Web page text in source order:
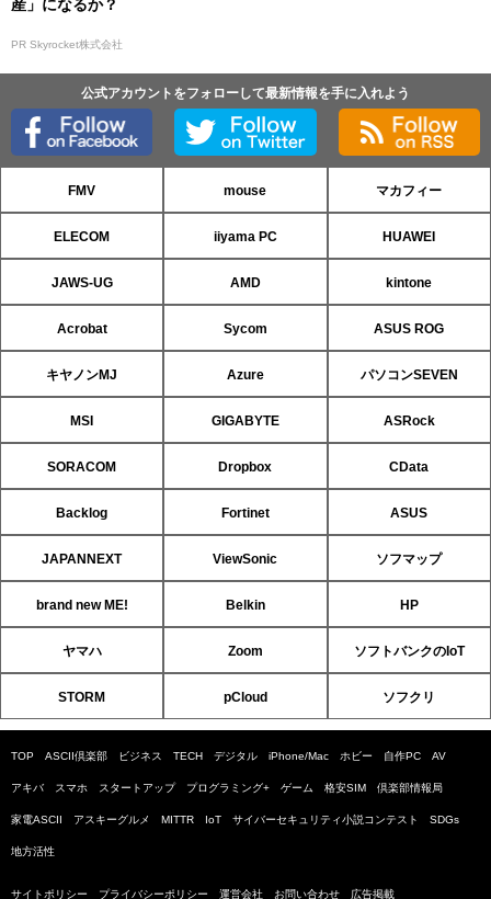
産」になるか？
PR Skyrocket株式会社
公式アカウントをフォローして最新情報を手に入れよう
FMV mouse マカフィー
ELECOM iiyama PC HUAWEI
JAWS-UG AMD kintone
Acrobat Sycom ASUS ROG
キヤノンMJ Azure パソコンSEVEN
MSI GIGABYTE ASRock
SORACOM Dropbox CData
Backlog Fortinet ASUS
JAPANNEXT ViewSonic ソフマップ
brand new ME! Belkin HP
ヤマハ Zoom ソフトバンクのIoT
STORM pCloud ソフクリ
TOP ASCII倶楽部 ビジネス TECH デジタル iPhone/Mac ホビー 自作PC AV
アキバ スマホ スタートアップ プログラミング+ ゲーム 格安SIM 倶楽部情報局
家電ASCII アスキーグルメ MITTR IoT サイバーセキュリティ小説コンテスト SDGs
地方活性
サイトポリシー プライバシーポリシー 運営会社 お問い合わせ 広告掲載